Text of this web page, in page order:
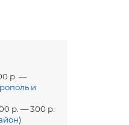
р. —
и
р. — 300 р.
)